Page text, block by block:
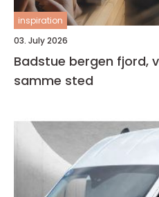
inspiration
03. July 2026
Badstue bergen fjord, varme og ro på
samme sted